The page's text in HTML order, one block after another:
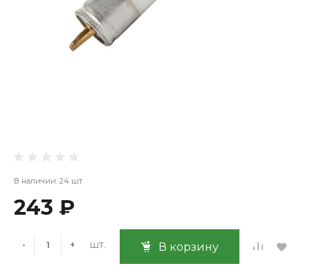
В наличии: 24 шт
243 ₽
- + шт. В корзину